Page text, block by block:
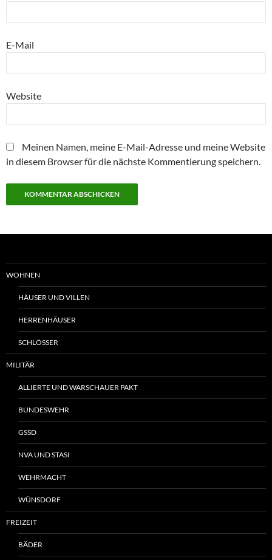
E-Mail
Website
Meinen Namen, meine E-Mail-Adresse und meine Website
in diesem Browser für die nächste Kommentierung speichern.
WOHNEN
HÄUSER UND VILLEN
HERRENHÄUSER
SCHLÖSSER
MILITÄR
ALLIERTE UND WARSCHAUER PAKT
BUNDESWEHR
GSSD
NVA UND STASI
WEHRMACHT
WÜNSDORF
FREIZEIT
BÄDER